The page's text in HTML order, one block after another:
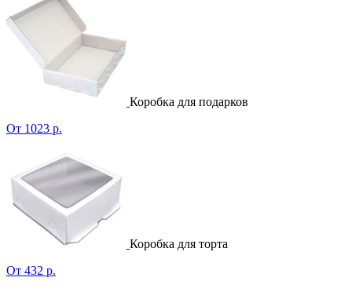
Коробка для подарков
От 1023 р.
Коробка для торта
От 432 р.